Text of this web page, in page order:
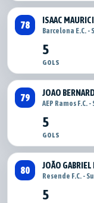
78 ISAAC
Barcelona E.C. -
5
GOLS
79 JOAO
AEP Ramos F.C.
5
GOLS
80 JOÃO GABRIEL
Resende F.C. -
5